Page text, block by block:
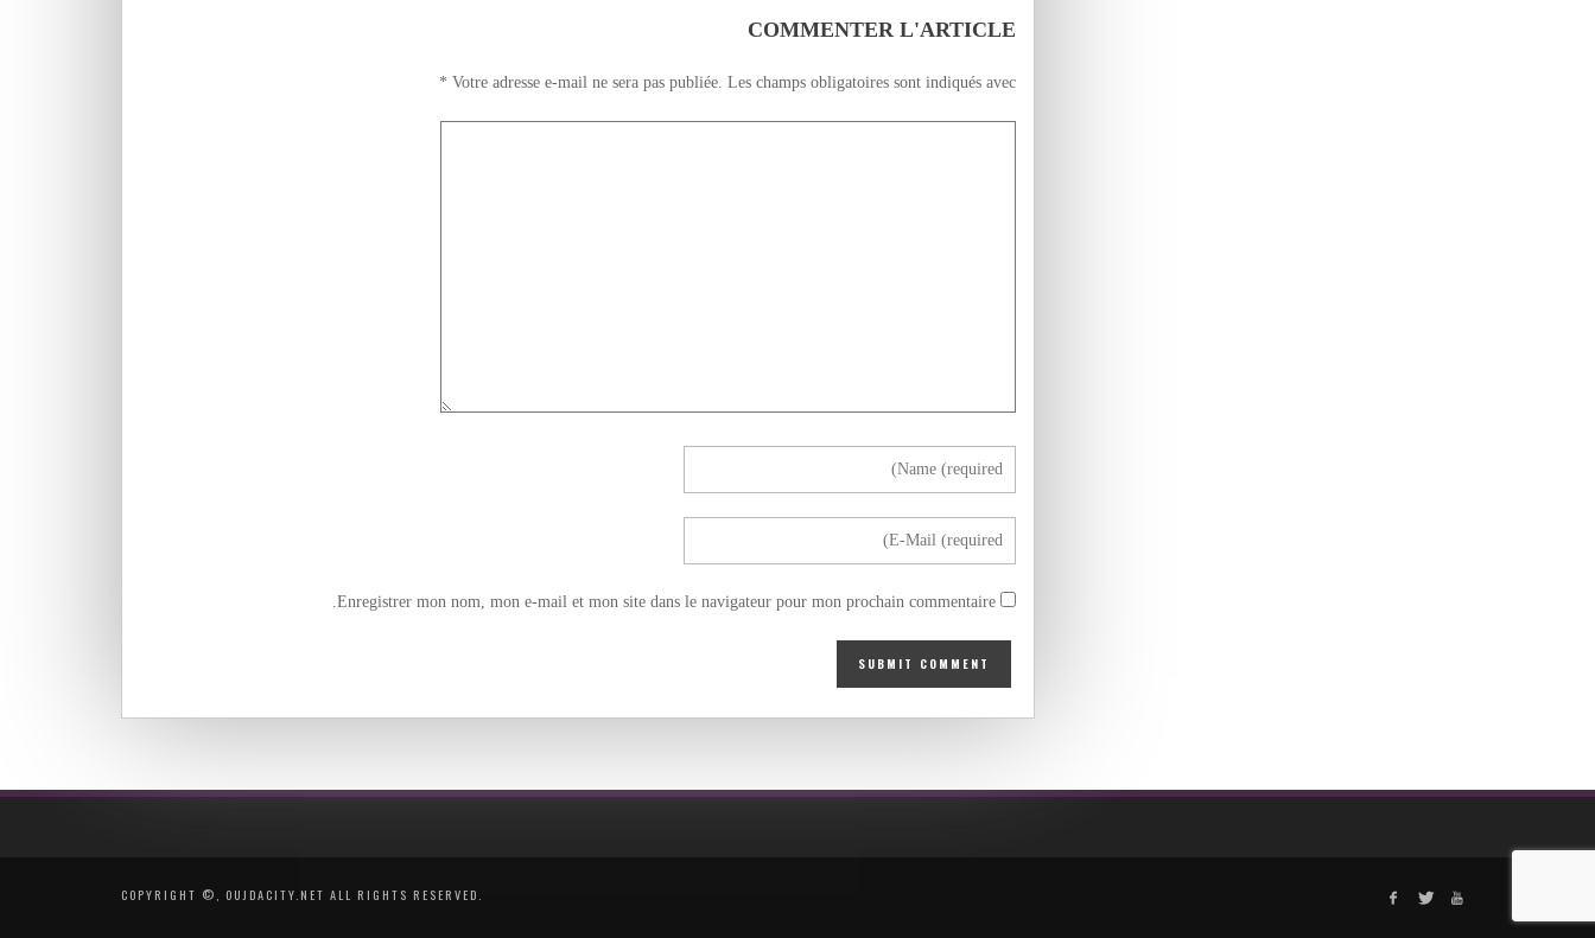
COMMENTER L'ARTICLE
Votre adresse e-mail ne sera pas publiée. Les champs obligatoires sont indiqués avec
*
Enregistrer mon nom, mon e-mail et mon site dans le navigateur pour mon prochain commentaire.
COPYRIGHT ©, OUJDACITY.NET ALL RIGHTS RESERVED.